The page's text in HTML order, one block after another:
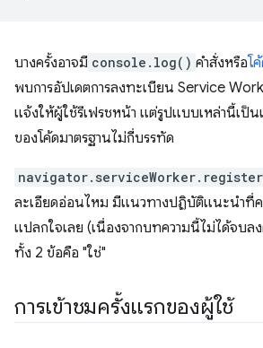
บางครั้งอาจมี console.log() คำสั่งหรือโ
พบการอัปเดตการลงทะเบียน Service
แจ้งให้ผู้ใช้รีเฟรชหน้า แต่รูปแบบเหล่านี้เป็
ของโค้ดมาตรฐานไม่กี่บรรทัด
navigator.serviceWorker.register
ละเอียดอ่อนไหม มีแนวทางปฏิบัติแนะนำที่ค
แปลกใจเลย (เนื่องจากบทความนี้ไม่ได้จบล
ทั้ง 2 ข้อคือ "ใช่"
การเข้าชมครั้งแรกของผู้ใช้